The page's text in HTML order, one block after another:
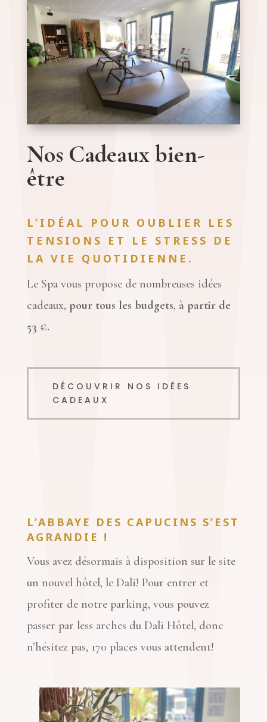
Nos Cadeaux bien-
être
L’IDÉAL POUR OUBLIER LES
TENSIONS ET LE STRESS DE
LA VIE QUOTIDIENNE.
Le Spa vous propose de nombreuses idées
cadeaux, pour tous les budgets, à partir de
53 €.
DÉCOUVRIR NOS IDÉES
CADEAUX
L’ABBAYE DES CAPUCINS S’EST
AGRANDIE !
Vous avez désormais à disposition sur le site
un nouvel hôtel, le Dali! Pour entrer et
profiter de notre parking, vous pouvez
passer par less arches du Dali Hôtel, donc
n’hésitez pas, 170 places vous attendent!